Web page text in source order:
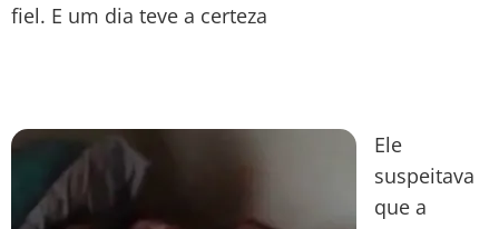
fiel. E um dia teve a certeza
Ele
suspeitava
que a